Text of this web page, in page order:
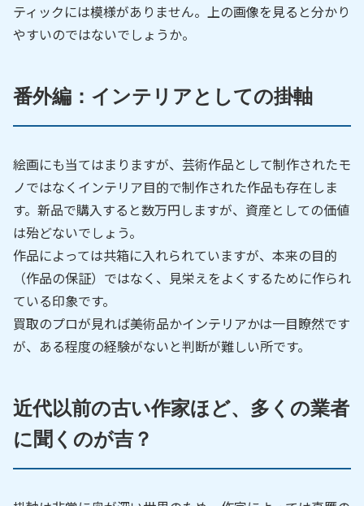
ティックには模様がありません。上の画像を見ると分かり
やすいのではないでしょうか。
番外編：インテリアとしての掛軸
絵画にも当てはまりますが、芸術作品として制作されたモ
ノではなくインテリア目的で制作された作品も存在しま
す。新品で購入すると数万円しますが、資産としての価値
は殆どないでしょう。
作品によっては共箱に入れられていますが、本来の目的
（作品の保証）ではなく、見栄えをよくするために作られ
ている印象です。
買取のプロが見れば美術品かインテリアかは一目瞭然です
が、ある程度の経験がないと判断が難しい所です。
近代以前の古い作家ほど、多くの業者
に聞くのが吉？